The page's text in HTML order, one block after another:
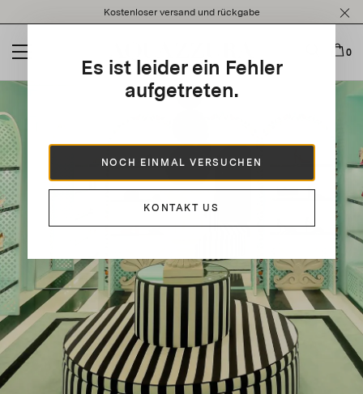
note:
website
an
system.
Kostenloser versand und rückgabe
0
Es ist leider ein Fehler
aufgetreten.
NOCH EINMAL VERSUCHEN
KONTAKT US